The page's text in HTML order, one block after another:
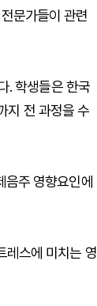
문가들이 관련
. 학생들은 한국
지 전 과정을 수
음주 영향요인에
레스에 미치는 영